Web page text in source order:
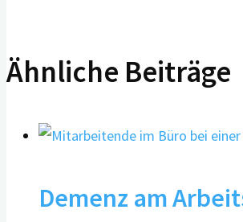
Ähnliche Beiträge
Demenz am